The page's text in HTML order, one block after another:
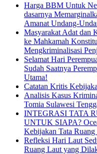
Harga BBM Untuk
dasarnya
Amanat Undang-
Masyarakat Adat dan
ke Mahkamah
Mengkriminalisasi
Selamat Hari
Sudah Saatnya
Utama!
Catatan Kritis
Analisis Kasus
Tomia Sulawesi
INTEGRASI TATA
UNTUK SIAPA?
Kebijakan Tata
Refleksi Hari Laut
Ruang Laut yang